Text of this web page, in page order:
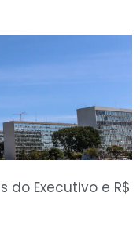
do Executivo e R$